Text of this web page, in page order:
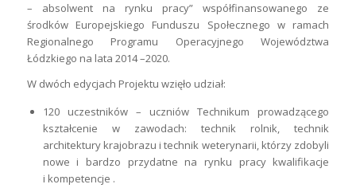
– absolwent na rynku pracy” współfinansowanego ze
środków Europejskiego Funduszu Społecznego w ramach
Regionalnego Programu Operacyjnego Województwa
Łódzkiego na lata 2014 –2020.
W dwóch edycjach Projektu wzięło udział:
120 uczestników – uczniów Technikum prowadzącego
kształcenie w zawodach: technik rolnik, technik
architektury krajobrazu i technik weterynarii, którzy zdobyli
nowe i bardzo przydatne na rynku pracy kwalifikacje
i kompetencje .